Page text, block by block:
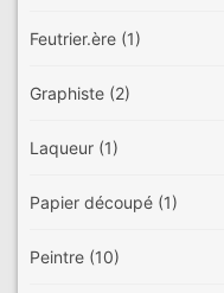
Feutrier.ère (1)
Graphiste (2)
Laqueur (1)
Papier découpé (1)
Peintre (10)